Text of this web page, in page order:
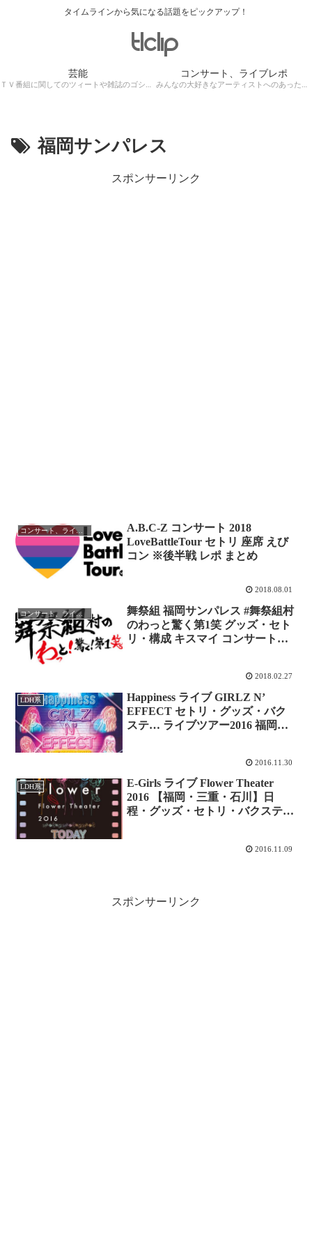
タイムラインから気になる話題をピックアップ！
芸能
ＴＶ番組に関してのツィートや雑誌のゴシップ記事、芸能人目撃情報・ロケ現場遭遇・・・
コンサート、ライブレポ
みんなの大好きなアーティストへのあったかぁ～い思いをツイッターレポートに保存！
福岡サンパレス
スポンサーリンク
コンサート、ライブレポ
A.B.C-Z コンサート 2018
LoveBattleTour セトリ 座席 えび
コン ※後半戦 レポ まとめ
2018.08.01
コンサート、ライブレポ
舞祭組 福岡サンパレス #舞祭組村
のわっと驚く第1笑 グッズ・セト
リ・構成 キスマイ コンサート
2018.02.27
LDH系
Happiness ライブ GIRLZ N’
EFFECT セトリ・グッズ・バク
ステ… ライブツアー2016 福岡・
2016.11.30
LDH系
E-Girls ライブ Flower Theater
2016 【福岡・三重・石川】日
程・グッズ・セトリ・バクステ
2016.11.09
スポンサーリンク